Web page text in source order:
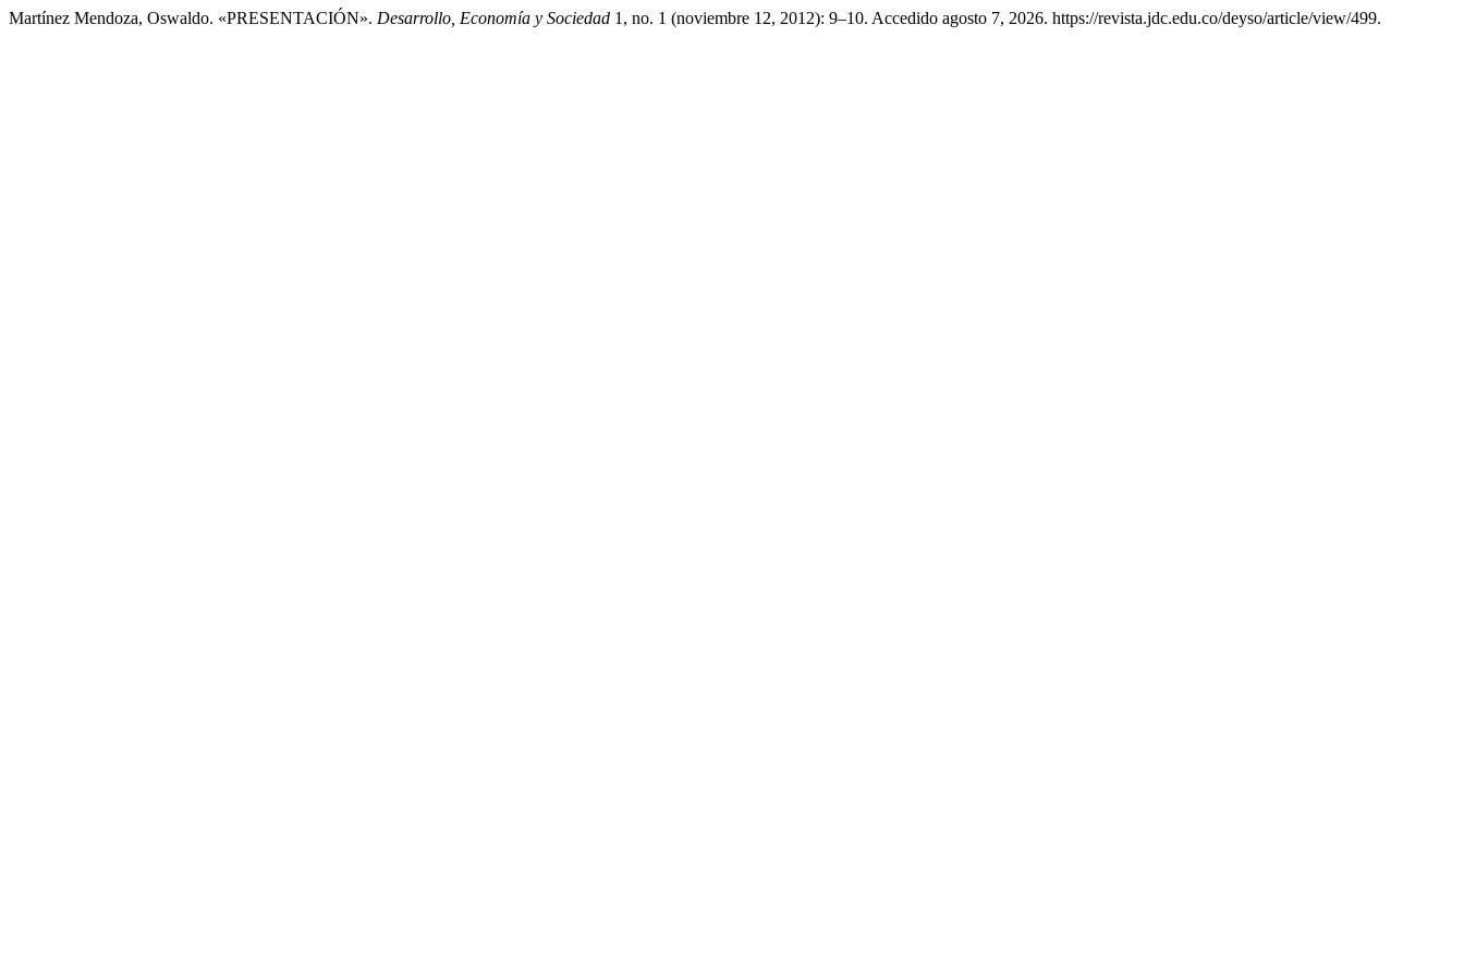
Martínez Mendoza, Oswaldo. «PRESENTACIÓN». Desarrollo, Economía y Sociedad 1, no. 1 (noviembre 12, 2012): 9–10. Accedido agosto 7, 2026. https://revista.jdc.edu.co/deyso/article/view/499.